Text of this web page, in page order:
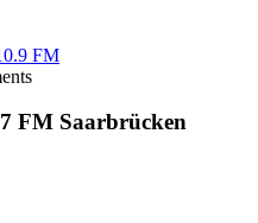
FM
FM Saarbrücken